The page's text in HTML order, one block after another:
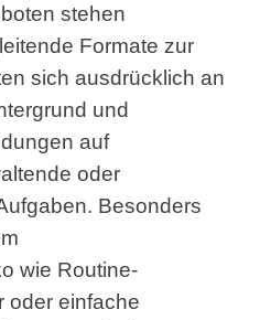
stehen
Formate zur
sich ausdrücklich an
und
auf
oder
Besonders
wie Routine-
oder einfache